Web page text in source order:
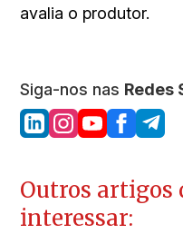
avalia o produtor.
Siga-nos nas Redes
Outros artigos
interessar: